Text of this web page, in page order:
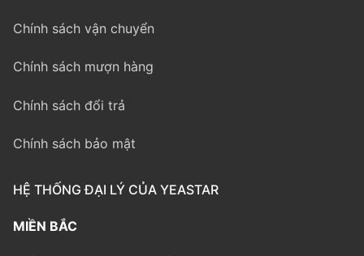
Chính sách vận chuyển
Chính sách mượn hàng
Chính sách đổi trả
Chính sách bảo mật
HỆ THỐNG ĐẠI LÝ CỦA YEASTAR
MIỀN BẮC